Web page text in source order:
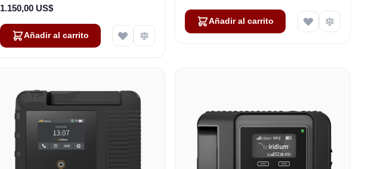
1.150,00 US$
Añadir al carrito
Añadir al carrito